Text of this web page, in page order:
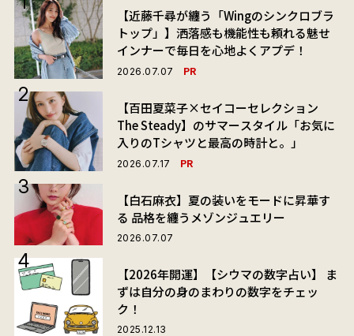
【近藤千尋が纏う「Wingのシンクロブラ
トップ」】洒落感も機能性も頼れる魅せ
インナーで毎日を心地よくアプデ！
2026.07.07 PR
【百田夏菜子×セイコーセレクション
The Steady】のサマースタイル「お気に
入りのTシャツと最高の時計と。」
2026.07.17 PR
【白石麻衣】夏の装いをモードに昇華す
る 品格を纏うメゾンジュエリー
2026.07.07
【2026年開運】【シウマの数字占い】 ま
ずは自分の身のまわりの数字をチェッ
ク！
2025.12.13